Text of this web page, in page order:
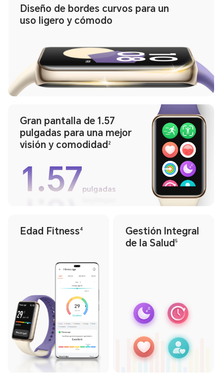
Gran pantalla de 1.57
pulgadas para una mejor
visión y comodidad 2
1.57pulgadas
Edad Fitness4
Diseño de bordes curvos para un
uso ligero y cómodo
Gestión Integral
de la Salud 5